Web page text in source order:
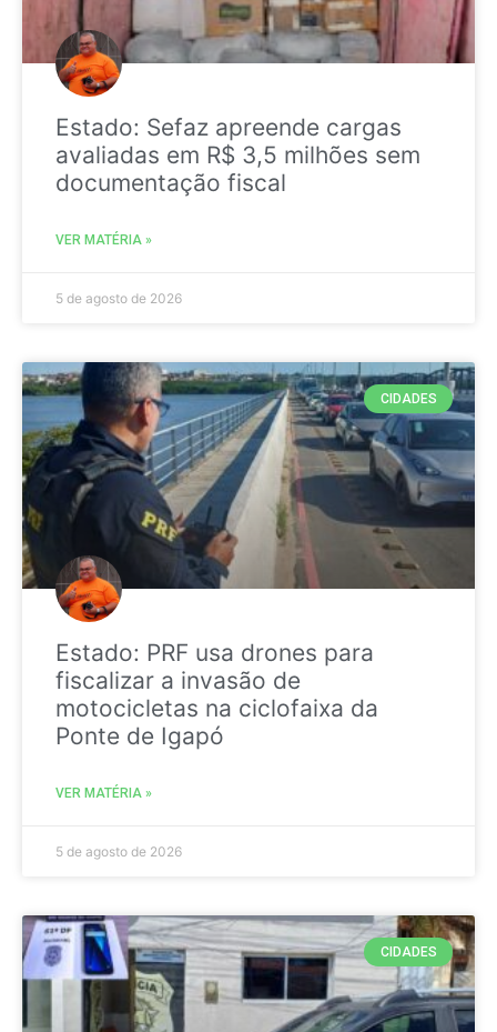
Estado: Sefaz apreende cargas
avaliadas em R$ 3,5 milhões sem
documentação fiscal
VER MATÉRIA »
5 de agosto de 2026
CIDADES
Estado: PRF usa drones para
fiscalizar a invasão de
motocicletas na ciclofaixa da
Ponte de Igapó
VER MATÉRIA »
5 de agosto de 2026
CIDADES